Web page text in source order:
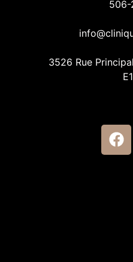
506-
3526 Rue